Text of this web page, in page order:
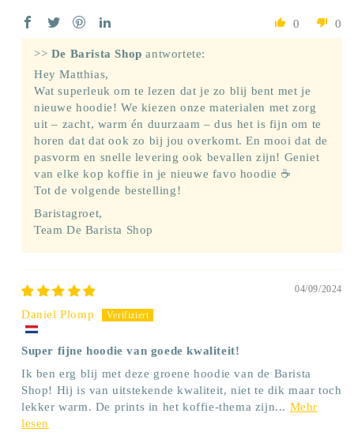
0 0
>> De Barista Shop antwortete:
Hey Matthias,
Wat superleuk om te lezen dat je zo blij bent met je
nieuwe hoodie! We kiezen onze materialen met zorg
uit – zacht, warm én duurzaam – dus het is fijn om te
horen dat dat ook zo bij jou overkomt. En mooi dat de
pasvorm en snelle levering ook bevallen zijn! Geniet
van elke kop koffie in je nieuwe favo hoodie ☕
Tot de volgende bestelling!
Baristagroet,
Team De Barista Shop
04/09/2024
Daniel Plomp
Super fijne hoodie van goede kwaliteit!
Ik ben erg blij met deze groene hoodie van de Barista
Shop! Hij is van uitstekende kwaliteit, niet te dik maar toch
lekker warm. De prints in het koffie-thema zijn... Mehr
lesen